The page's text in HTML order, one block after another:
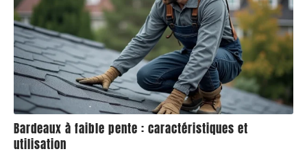
Bardeaux à faible pente : caractéristiques et
utilisation